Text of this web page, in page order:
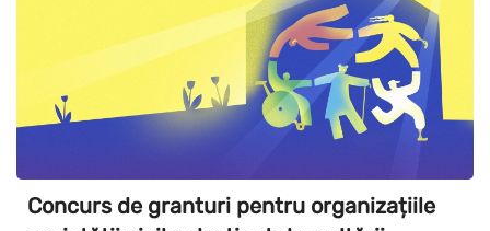
Concurs de granturi pentru organizațiile